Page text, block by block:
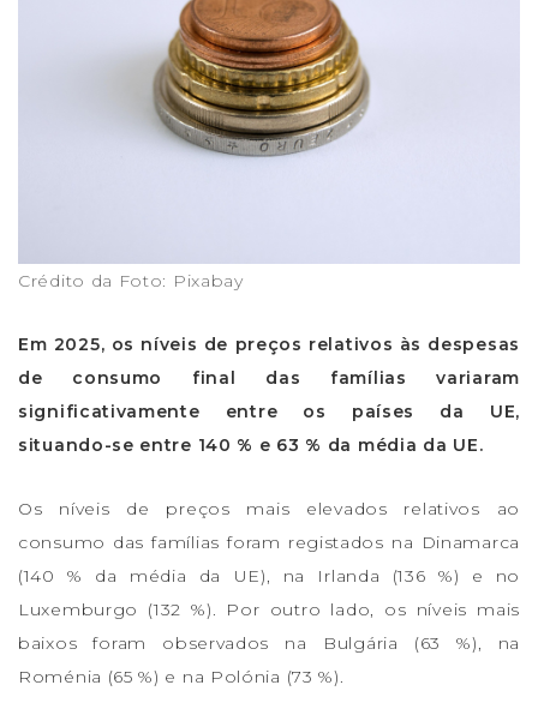
Crédito da Foto: Pixabay
Em 2025, os níveis de preços relativos às despesas
de consumo final das famílias variaram
significativamente entre os países da UE,
situando-se entre 140 % e 63 % da média da UE.
Os níveis de preços mais elevados relativos ao
consumo das famílias foram registados na Dinamarca
(140 % da média da UE), na Irlanda (136 %) e no
Luxemburgo (132 %). Por outro lado, os níveis mais
baixos foram observados na Bulgária (63 %), na
Roménia (65 %) e na Polónia (73 %).